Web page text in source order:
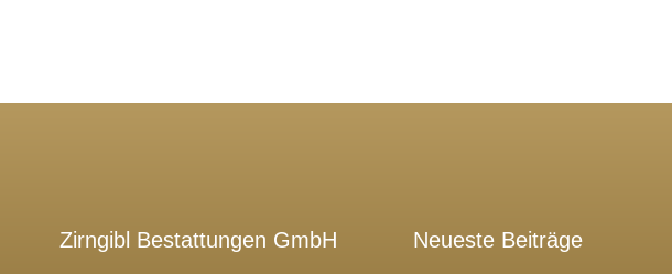
Zirngibl Bestattungen GmbH Neueste Beiträge